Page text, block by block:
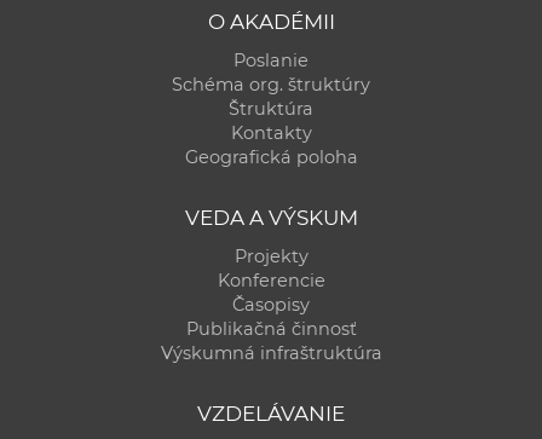
O AKADÉMII
Poslanie
Schéma org. štruktúry
Štruktúra
Kontakty
Geografická poloha
VEDA A VÝSKUM
Projekty
Konferencie
Časopisy
Publikačná činnosť
Výskumná infraštruktúra
VZDELÁVANIE